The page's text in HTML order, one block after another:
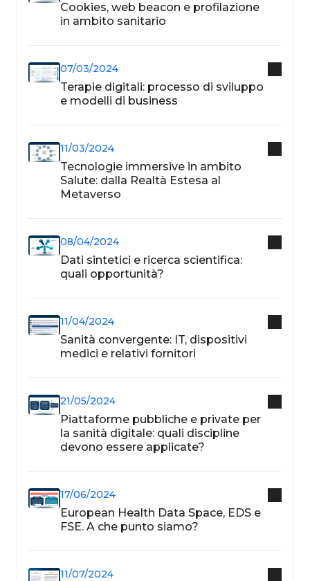
Cookies, web beacon e profilazione
in ambito sanitario
07/03/2024
Terapie digitali: processo di sviluppo
e modelli di business
11/03/2024
Tecnologie immersive in ambito
Salute: dalla Realtà Estesa al
Metaverso
08/04/2024
Dati sintetici e ricerca scientifica:
quali opportunità?
11/04/2024
Sanità convergente: IT, dispositivi
medici e relativi fornitori
21/05/2024
Piattaforme pubbliche e private per
la sanità digitale: quali discipline
devono essere applicate?
17/06/2024
European Health Data Space, EDS e
FSE. A che punto siamo?
11/07/2024